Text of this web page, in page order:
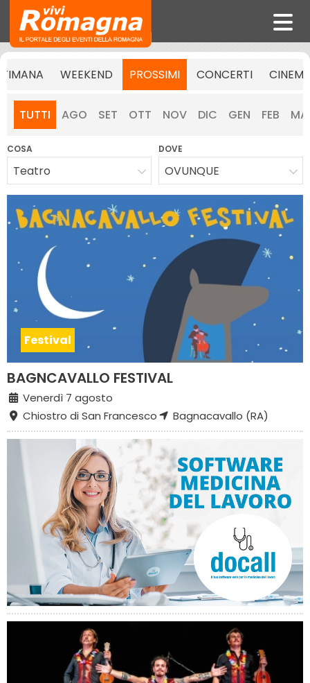
WEEKEND PROSSIMI CONCERTI
TUTTI AGO SET OTT NOV DIC GEN FEB
COSA
Teatro
DOVE
OVUNQUE
Festival
BAGNCAVALLO FESTIVAL
Venerdì 7 agosto
Chiostro di San Francesco
Bagnacavallo (RA)